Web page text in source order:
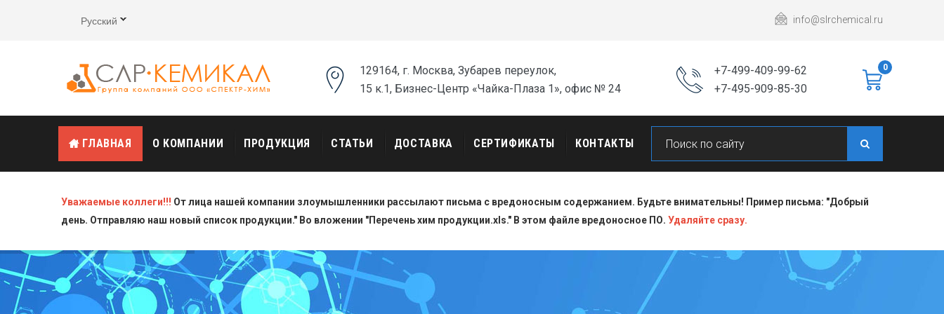
Русский info@slrchemical.ru
129164, г. Москва, Зубарев переулок,
15 к.1, Бизнес-Центр «Чайка-Плаза 1», офис № 24
+7-499-409-99-62
+7-495-909-85-30
0
ГЛАВНАЯ О КОМПАНИИ ПРОДУКЦИЯ СТАТЬИ ДОСТАВКА СЕРТИФИКАТЫ КОНТАКТЫ
Уважаемые коллеги!!! От лица нашей компании злоумышленники рассылают письма с вредоносным содержанием. Будьте внимательны! Пример письма: "Добрый
день. Отправляю наш новый список продукции." Во вложении "Перечень хим продукции.xls." В этом файле вредоносное ПО. Удаляйте сразу.